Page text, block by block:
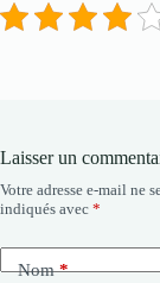
Laisser un
Votre adresse e-mail ne
indiqués avec *
Nom*